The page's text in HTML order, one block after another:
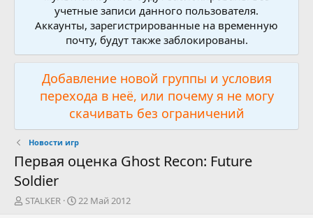
учетные записи данного пользователя.
Аккаунты, зарегистрированные на временную
почту, будут также заблокированы.
Добавление новой группы и условия
перехода в неё, или почему я не могу
скачивать без ограничений
Новости игр
Первая оценка Ghost Recon: Future
Soldier
А
STALKER
Д
22 Май 2012